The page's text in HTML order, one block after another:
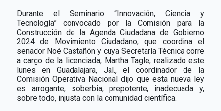
Durante el Seminario “Innovación, Ciencia y
Tecnología” convocado por la Comisión para la
Construcción de la Agenda Ciudadana de Gobierno
2024 de Movimiento Ciudadano, que coordina el
senador Noé Castañón y cuya Secretaría Técnica corre
a cargo de la licenciada, Martha Tagle, realizado este
lunes en Guadalajara, Jal., el coordinador de la
Comisión Operativa Nacional dijo que esta nueva ley
es arrogante, soberbia, prepotente, inadecuada y,
sobre todo, injusta con la comunidad científica.